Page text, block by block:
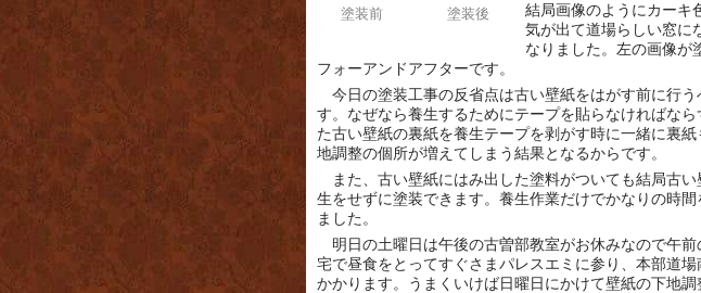
塗装前 塗装後
結局画像のようにカーキ
気が出て道場らしい窓に
なりました。左の画像が
フォーアンドアフターです。
今日の塗装工事の反省点は古い壁紙をはがす前に行
す。なぜなら養生するためにテープを貼らなければな
た古い壁紙の裏紙を養生テープを剥がす時に一緒に裏
地調整の個所が増えてしまう結果となるからです。
また、古い壁紙にはみ出した塗料がついても結局古
生をせずに塗装できます。養生作業だけでかなりの時
ました。
明日の土曜日は午後の古曽部教室がお休みなので午
宅で昼食をとってすぐさまパレスエミに参り、本部道
かかります。うまくいけば日曜日にかけて壁紙の下地